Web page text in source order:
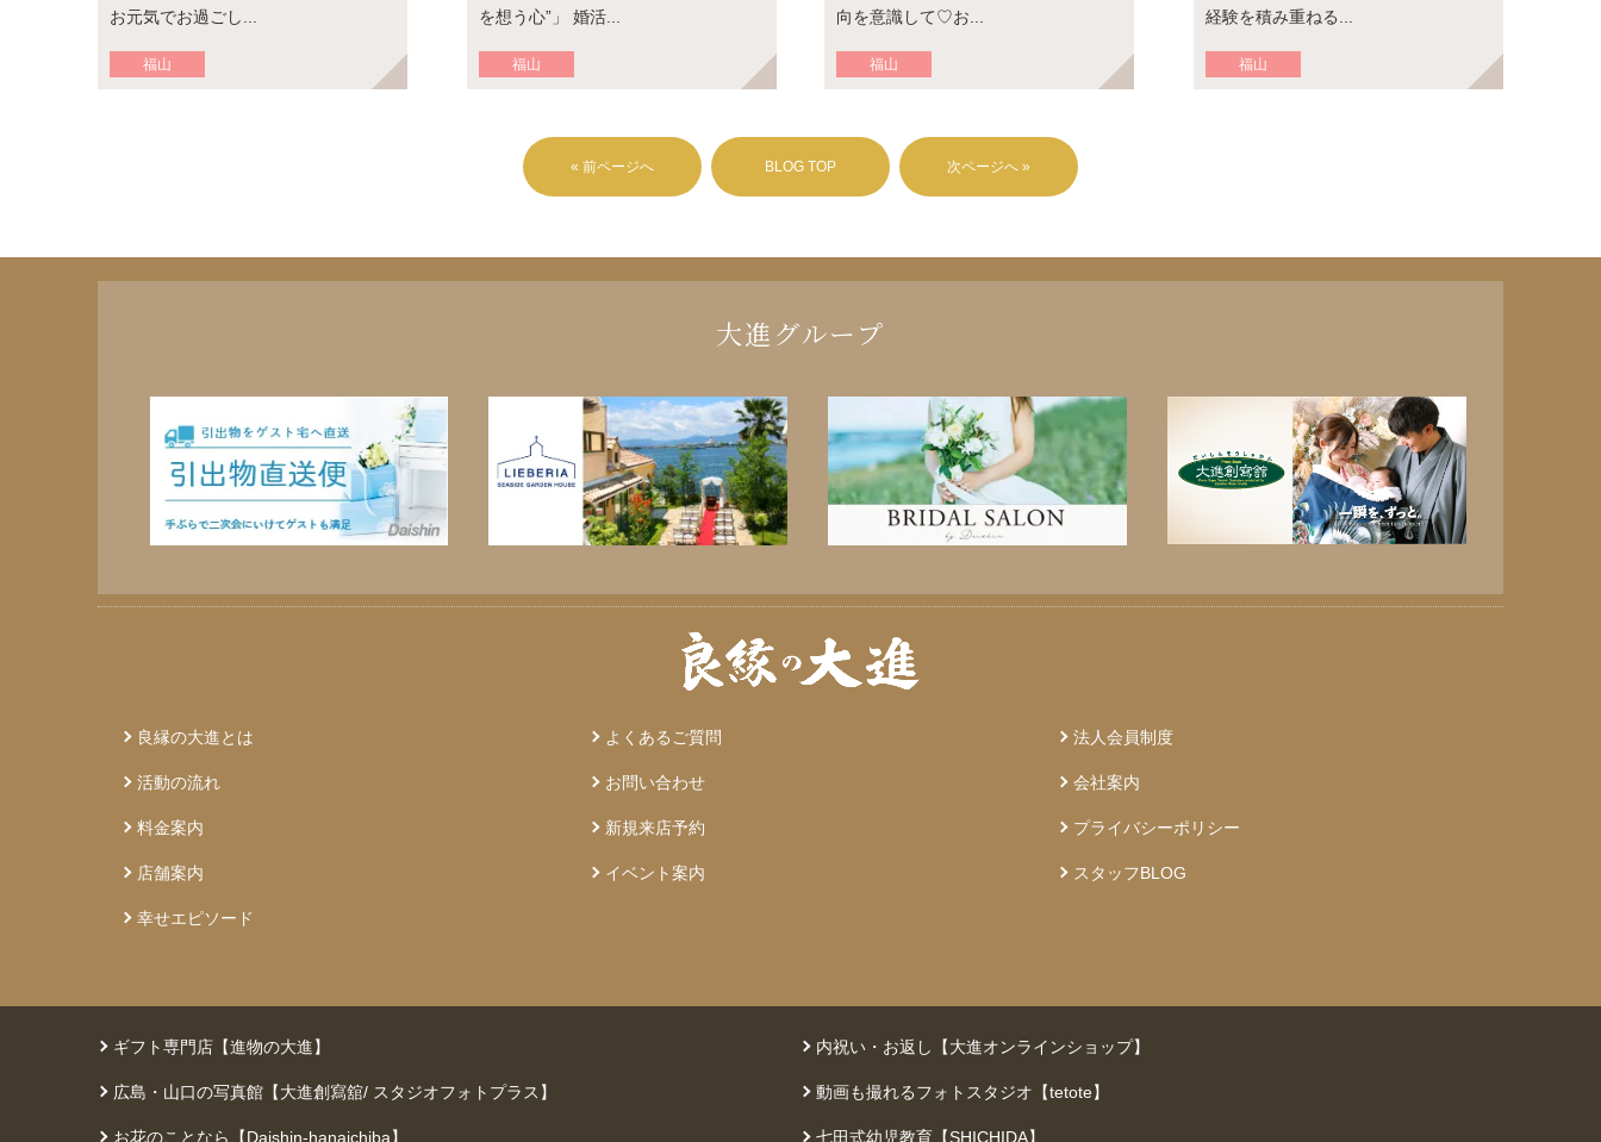
お元気でお過ごし...
福山
を想う心”」 婚活...
福山
向を意識して♡お...
福山
経験を積み重ねる...
福山
« 前ページへ BLOG TOP 次ページへ »
大進グループ
良縁の大進とは
活動の流れ
料金案内
店舗案内
幸せエピソード
よくあるご質問
お問い合わせ
新規来店予約
イベント案内
法人会員制度
会社案内
プライバシーポリシー
スタッフBLOG
ギフト専門店【進物の大進】 内祝い・お返し【大進オンラインショップ】
広島・山口の写真館【大進創寫舘/ スタジオフォトプラス】 動画も撮れるフォトスタジオ【tetote】
お花のことなら【Daishin-hanaichiba】 七田式幼児教育【SHICHIDA】